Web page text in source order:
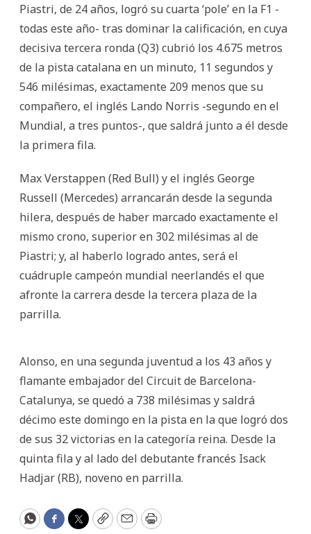
Piastri, de 24 años, logró su cuarta ‘pole’ en la F1 -
todas este año- tras dominar la calificación, en cuya
decisiva tercera ronda (Q3) cubrió los 4.675 metros
de la pista catalana en un minuto, 11 segundos y
546 milésimas, exactamente 209 menos que su
compañero, el inglés Lando Norris -segundo en el
Mundial, a tres puntos-, que saldrá junto a él desde
la primera fila.
Max Verstappen (Red Bull) y el inglés George
Russell (Mercedes) arrancarán desde la segunda
hilera, después de haber marcado exactamente el
mismo crono, superior en 302 milésimas al de
Piastri; y, al haberlo logrado antes, será el
cuádruple campeón mundial neerlandés el que
afronte la carrera desde la tercera plaza de la
parrilla.
Alonso, en una segunda juventud a los 43 años y
flamante embajador del Circuit de Barcelona-
Catalunya, se quedó a 738 milésimas y saldrá
décimo este domingo en la pista en la que logró dos
de sus 32 victorias en la categoría reina. Desde la
quinta fila y al lado del debutante francés Isack
Hadjar (RB), noveno en parrilla.
WhatsApp
Facebook
Twitter
CopyEmailPrint